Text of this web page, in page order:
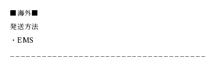
■海外■
発送方法
・EMS